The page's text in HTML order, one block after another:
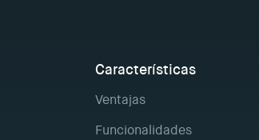
Características
Ventajas
Funcionalidades